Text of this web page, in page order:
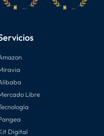
Libre
Digital